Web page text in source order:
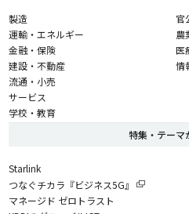
製造
運輸・エネルギー
金融・保険
建設・不動産
流通・小売
サービス
学校・教育
官
農
医
情
特集・テーマ
Starlink
つなぐチカラ『ビジネス5G』
マネージド ゼロトラスト